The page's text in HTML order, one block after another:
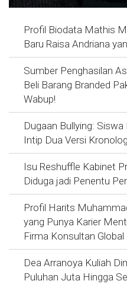
Profil Biodata Mathis
Baru Raisa Andriana
Sumber Penghasilan
Beli Barang Branded
Wabup!
Dugaan Bullying:
Intip Dua Versi
Isu Reshuffle Kabinet
Diduga jadi Penentu
Profil Harits
yang Punya Karier
Firma Konsultan Global
Dea Arranoya Kuliah
Puluhan Juta Hingga